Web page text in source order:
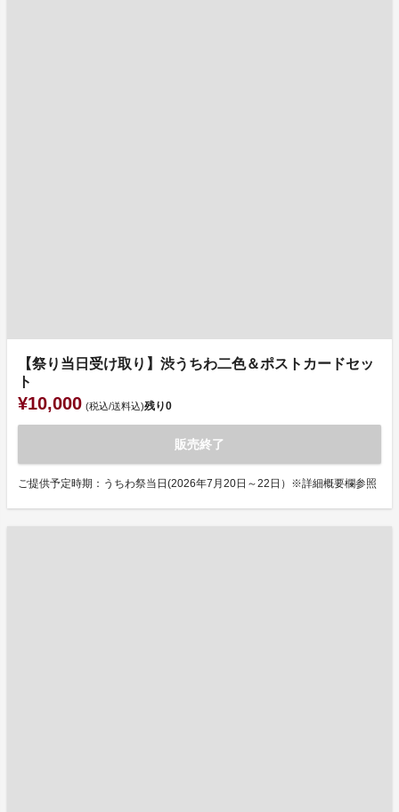
【祭り当日受け取り】渋うちわ二色＆ポストカードセッ
ト
¥10,000 (税込/送料込)残り0
販売終了
ご提供予定時期：うちわ祭当日(2026年7月20日～22日）※詳細概要欄参照